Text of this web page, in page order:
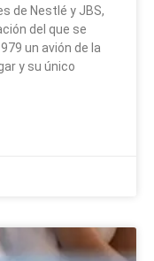
de Nestlé y JBS,
del que se
un avión de la
y su único